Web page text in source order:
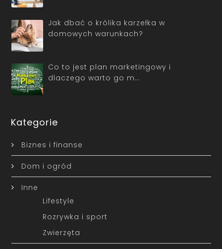
Jak dbać o królika karzełka w
domowych warunkach?
Co to jest plan marketingowy i
dlaczego warto go m…
Kategorie
Biznes i finanse
Dom i ogród
Inne
Lifestyle
Rozrywka i sport
Zwierzęta